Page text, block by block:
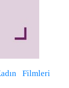
Filmleri